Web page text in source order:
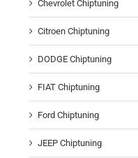
Chevrolet Chiptuning
Citroen Chiptuning
DODGE Chiptuning
FIAT Chiptuning
Ford Chiptuning
JEEP Chiptuning